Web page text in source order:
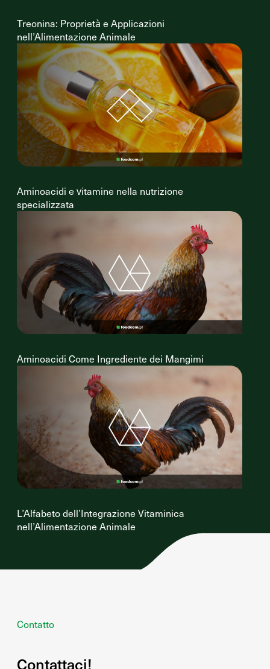
Treonina: Proprietà e Applicazioni
nell’Alimentazione Animale
Aminoacidi e vitamine nella nutrizione
specializzata
Aminoacidi Come Ingrediente dei Mangimi
L’Alfabeto dell’Integrazione Vitaminica
nell’Alimentazione Animale
Contatto
Contattaci!